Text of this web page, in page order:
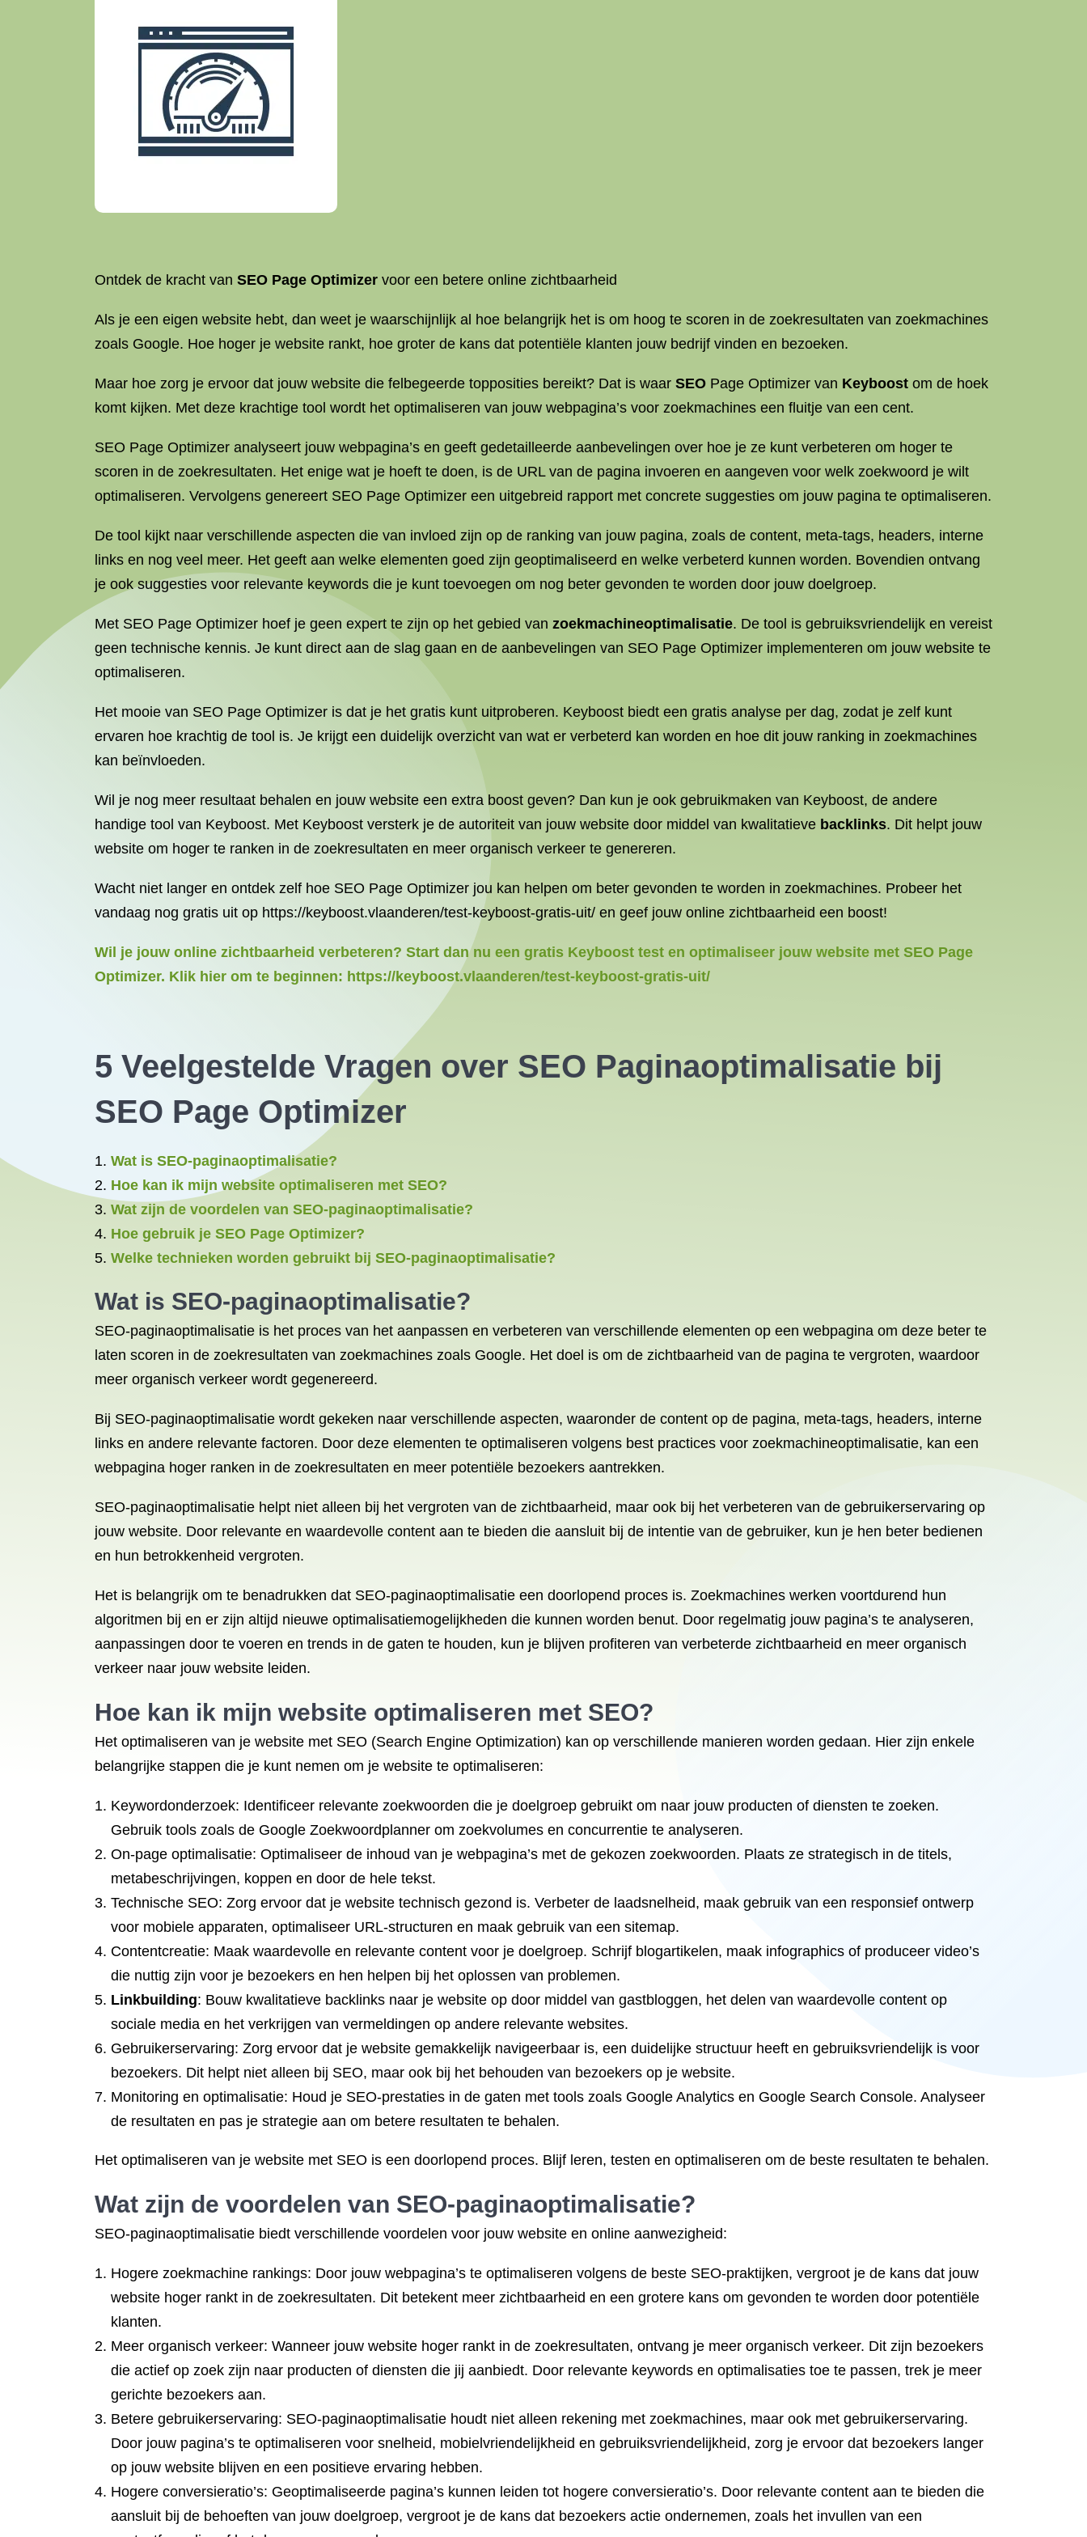
Ontdek de kracht van SEO Page Optimizer voor een betere online zichtbaarheid
Als je een eigen website hebt, dan weet je waarschijnlijk al hoe belangrijk het is om hoog te scoren in de zoekresultaten van zoekmachines
zoals Google. Hoe hoger je website rankt, hoe groter de kans dat potentiële klanten jouw bedrijf vinden en bezoeken.
Maar hoe zorg je ervoor dat jouw website die felbegeerde topposities bereikt? Dat is waar SEO Page Optimizer van Keyboost om de hoek
komt kijken. Met deze krachtige tool wordt het optimaliseren van jouw webpagina’s voor zoekmachines een fluitje van een cent.
SEO Page Optimizer analyseert jouw webpagina’s en geeft gedetailleerde aanbevelingen over hoe je ze kunt verbeteren om hoger te
scoren in de zoekresultaten. Het enige wat je hoeft te doen, is de URL van de pagina invoeren en aangeven voor welk zoekwoord je wilt
optimaliseren. Vervolgens genereert SEO Page Optimizer een uitgebreid rapport met concrete suggesties om jouw pagina te optimaliseren.
De tool kijkt naar verschillende aspecten die van invloed zijn op de ranking van jouw pagina, zoals de content, meta-tags, headers, interne
links en nog veel meer. Het geeft aan welke elementen goed zijn geoptimaliseerd en welke verbeterd kunnen worden. Bovendien ontvang
je ook suggesties voor relevante keywords die je kunt toevoegen om nog beter gevonden te worden door jouw doelgroep.
Met SEO Page Optimizer hoef je geen expert te zijn op het gebied van zoekmachineoptimalisatie. De tool is gebruiksvriendelijk en vereist
geen technische kennis. Je kunt direct aan de slag gaan en de aanbevelingen van SEO Page Optimizer implementeren om jouw website te
optimaliseren.
Het mooie van SEO Page Optimizer is dat je het gratis kunt uitproberen. Keyboost biedt een gratis analyse per dag, zodat je zelf kunt
ervaren hoe krachtig de tool is. Je krijgt een duidelijk overzicht van wat er verbeterd kan worden en hoe dit jouw ranking in zoekmachines
kan beïnvloeden.
Wil je nog meer resultaat behalen en jouw website een extra boost geven? Dan kun je ook gebruikmaken van Keyboost, de andere
handige tool van Keyboost. Met Keyboost versterk je de autoriteit van jouw website door middel van kwalitatieve backlinks. Dit helpt jouw
website om hoger te ranken in de zoekresultaten en meer organisch verkeer te genereren.
Wacht niet langer en ontdek zelf hoe SEO Page Optimizer jou kan helpen om beter gevonden te worden in zoekmachines. Probeer het
vandaag nog gratis uit op https://keyboost.vlaanderen/test-keyboost-gratis-uit/ en geef jouw online zichtbaarheid een boost!
Wil je jouw online zichtbaarheid verbeteren? Start dan nu een gratis Keyboost test en optimaliseer jouw website met SEO Page
Optimizer. Klik hier om te beginnen: https://keyboost.vlaanderen/test-keyboost-gratis-uit/
5 Veelgestelde Vragen over SEO Paginaoptimalisatie bij
SEO Page Optimizer
Wat is SEO-paginaoptimalisatie?
Hoe kan ik mijn website optimaliseren met SEO?
Wat zijn de voordelen van SEO-paginaoptimalisatie?
Hoe gebruik je SEO Page Optimizer?
Welke technieken worden gebruikt bij SEO-paginaoptimalisatie?
Wat is SEO-paginaoptimalisatie?
SEO-paginaoptimalisatie is het proces van het aanpassen en verbeteren van verschillende elementen op een webpagina om deze beter te
laten scoren in de zoekresultaten van zoekmachines zoals Google. Het doel is om de zichtbaarheid van de pagina te vergroten, waardoor
meer organisch verkeer wordt gegenereerd.
Bij SEO-paginaoptimalisatie wordt gekeken naar verschillende aspecten, waaronder de content op de pagina, meta-tags, headers, interne
links en andere relevante factoren. Door deze elementen te optimaliseren volgens best practices voor zoekmachineoptimalisatie, kan een
webpagina hoger ranken in de zoekresultaten en meer potentiële bezoekers aantrekken.
SEO-paginaoptimalisatie helpt niet alleen bij het vergroten van de zichtbaarheid, maar ook bij het verbeteren van de gebruikerservaring op
jouw website. Door relevante en waardevolle content aan te bieden die aansluit bij de intentie van de gebruiker, kun je hen beter bedienen
en hun betrokkenheid vergroten.
Het is belangrijk om te benadrukken dat SEO-paginaoptimalisatie een doorlopend proces is. Zoekmachines werken voortdurend hun
algoritmen bij en er zijn altijd nieuwe optimalisatiemogelijkheden die kunnen worden benut. Door regelmatig jouw pagina’s te analyseren,
aanpassingen door te voeren en trends in de gaten te houden, kun je blijven profiteren van verbeterde zichtbaarheid en meer organisch
verkeer naar jouw website leiden.
Hoe kan ik mijn website optimaliseren met SEO?
Het optimaliseren van je website met SEO (Search Engine Optimization) kan op verschillende manieren worden gedaan. Hier zijn enkele
belangrijke stappen die je kunt nemen om je website te optimaliseren:
Keywordonderzoek: Identificeer relevante zoekwoorden die je doelgroep gebruikt om naar jouw producten of diensten te zoeken.
Gebruik tools zoals de Google Zoekwoordplanner om zoekvolumes en concurrentie te analyseren.
On-page optimalisatie: Optimaliseer de inhoud van je webpagina’s met de gekozen zoekwoorden. Plaats ze strategisch in de titels,
metabeschrijvingen, koppen en door de hele tekst.
Technische SEO: Zorg ervoor dat je website technisch gezond is. Verbeter de laadsnelheid, maak gebruik van een responsief ontwerp
voor mobiele apparaten, optimaliseer URL-structuren en maak gebruik van een sitemap.
Contentcreatie: Maak waardevolle en relevante content voor je doelgroep. Schrijf blogartikelen, maak infographics of produceer video’s
die nuttig zijn voor je bezoekers en hen helpen bij het oplossen van problemen.
Linkbuilding: Bouw kwalitatieve backlinks naar je website op door middel van gastbloggen, het delen van waardevolle content op
sociale media en het verkrijgen van vermeldingen op andere relevante websites.
Gebruikerservaring: Zorg ervoor dat je website gemakkelijk navigeerbaar is, een duidelijke structuur heeft en gebruiksvriendelijk is voor
bezoekers. Dit helpt niet alleen bij SEO, maar ook bij het behouden van bezoekers op je website.
Monitoring en optimalisatie: Houd je SEO-prestaties in de gaten met tools zoals Google Analytics en Google Search Console. Analyseer
de resultaten en pas je strategie aan om betere resultaten te behalen.
Het optimaliseren van je website met SEO is een doorlopend proces. Blijf leren, testen en optimaliseren om de beste resultaten te behalen.
Wat zijn de voordelen van SEO-paginaoptimalisatie?
SEO-paginaoptimalisatie biedt verschillende voordelen voor jouw website en online aanwezigheid:
Hogere zoekmachine rankings: Door jouw webpagina’s te optimaliseren volgens de beste SEO-praktijken, vergroot je de kans dat jouw
website hoger rankt in de zoekresultaten. Dit betekent meer zichtbaarheid en een grotere kans om gevonden te worden door potentiële
klanten.
Meer organisch verkeer: Wanneer jouw website hoger rankt in de zoekresultaten, ontvang je meer organisch verkeer. Dit zijn bezoekers
die actief op zoek zijn naar producten of diensten die jij aanbiedt. Door relevante keywords en optimalisaties toe te passen, trek je meer
gerichte bezoekers aan.
Betere gebruikerservaring: SEO-paginaoptimalisatie houdt niet alleen rekening met zoekmachines, maar ook met gebruikerservaring.
Door jouw pagina’s te optimaliseren voor snelheid, mobielvriendelijkheid en gebruiksvriendelijkheid, zorg je ervoor dat bezoekers langer
op jouw website blijven en een positieve ervaring hebben.
Hogere conversieratio’s: Geoptimaliseerde pagina’s kunnen leiden tot hogere conversieratio’s. Door relevante content aan te bieden die
aansluit bij de behoeften van jouw doelgroep, vergroot je de kans dat bezoekers actie ondernemen, zoals het invullen van een